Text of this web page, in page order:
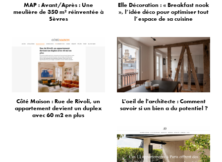
MAP : Avant/Après : Une
meulière de 350 m² réinventée à
Sèvres
Elle Décoration : « Breakfast nook
», l’idée déco pour optimiser tout
l’espace de sa cuisine
Côté Maison : Rue de Rivoli, un
appartement devient un duplex
avec 60 m2 en plus
L'oeil de l'architecte : Comment
savoir si un bien a du potentiel ?